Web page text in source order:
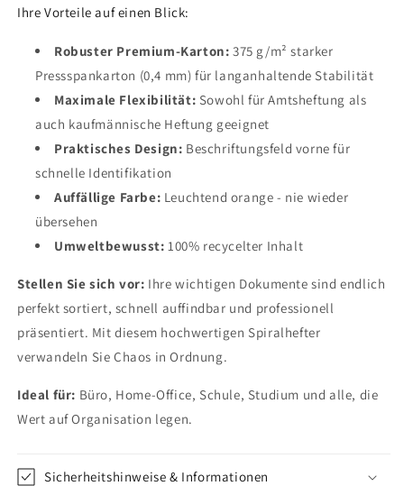
Ihre Vorteile auf einen Blick:
Robuster Premium-Karton: 375 g/m² starker
Pressspankarton (0,4 mm) für langanhaltende Stabilität
Maximale Flexibilität: Sowohl für Amtsheftung als
auch kaufmännische Heftung geeignet
Praktisches Design: Beschriftungsfeld vorne für
schnelle Identifikation
Auffällige Farbe: Leuchtend orange - nie wieder
übersehen
Umweltbewusst: 100% recycelter Inhalt
Stellen Sie sich vor: Ihre wichtigen Dokumente sind endlich
perfekt sortiert, schnell auffindbar und professionell
präsentiert. Mit diesem hochwertigen Spiralhefter
verwandeln Sie Chaos in Ordnung.
Ideal für: Büro, Home-Office, Schule, Studium und alle, die
Wert auf Organisation legen.
Sicherheitshinweise & Informationen